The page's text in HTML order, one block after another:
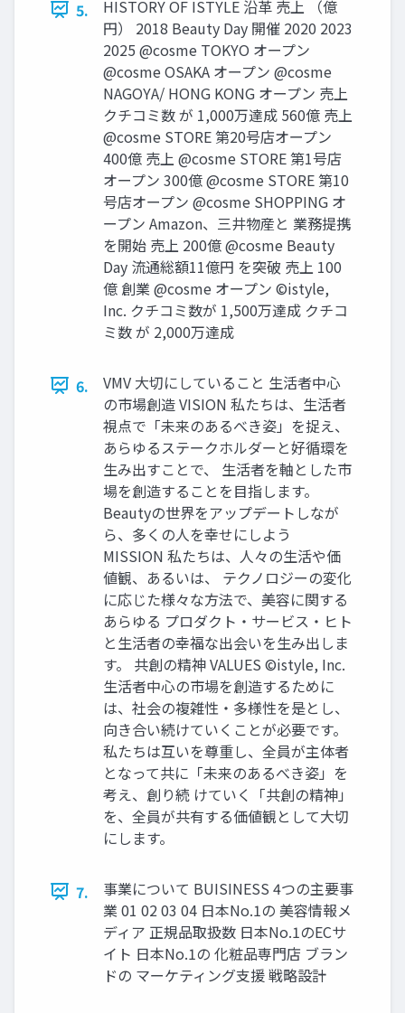
5.
HISTORY OF ISTYLE 沿革 売上 （億
円） 2018 Beauty Day 開催 2020 2023
2025 @cosme TOKYO オープン
@cosme OSAKA オープン @cosme
NAGOYA/ HONG KONG オープン 売上
クチコミ数 が 1,000万達成 560億 売上
@cosme STORE 第20号店オープン
400億 売上 @cosme STORE 第1号店
オープン 300億 @cosme STORE 第10
号店オープン @cosme SHOPPING オ
ープン Amazon、三井物産と 業務提携
を開始 売上 200億 @cosme Beauty
Day 流通総額11億円 を突破 売上 100
億 創業 @cosme オープン ©istyle,
Inc. クチコミ数が 1,500万達成 クチコ
ミ数 が 2,000万達成
6.
VMV 大切にしていること 生活者中心
の市場創造 VISION 私たちは、生活者
視点で「未来のあるべき姿」を捉え、
あらゆるステークホルダーと好循環を
生み出すことで、 生活者を軸とした市
場を創造することを目指します。
Beautyの世界をアップデートしなが
ら、多くの人を幸せにしよう
MISSION 私たちは、人々の生活や価
値観、あるいは、 テクノロジーの変化
に応じた様々な方法で、美容に関する
あらゆる プロダクト・サービス・ヒト
と生活者の幸福な出会いを生み出しま
す。 共創の精神 VALUES ©istyle, Inc.
生活者中心の市場を創造するために
は、社会の複雑性・多様性を是とし、
向き合い続けていくことが必要です。
私たちは互いを尊重し、全員が主体者
となって共に「未来のあるべき姿」を
考え、創り続 けていく「共創の精神」
を、全員が共有する価値観として大切
にします。
7.
事業について BUISINESS 4つの主要事
業 01 02 03 04 日本No.1の 美容情報メ
ディア 正規品取扱数 日本No.1のECサ
イト 日本No.1の 化粧品専門店 ブラン
ドの マーケティング支援 戦略設計